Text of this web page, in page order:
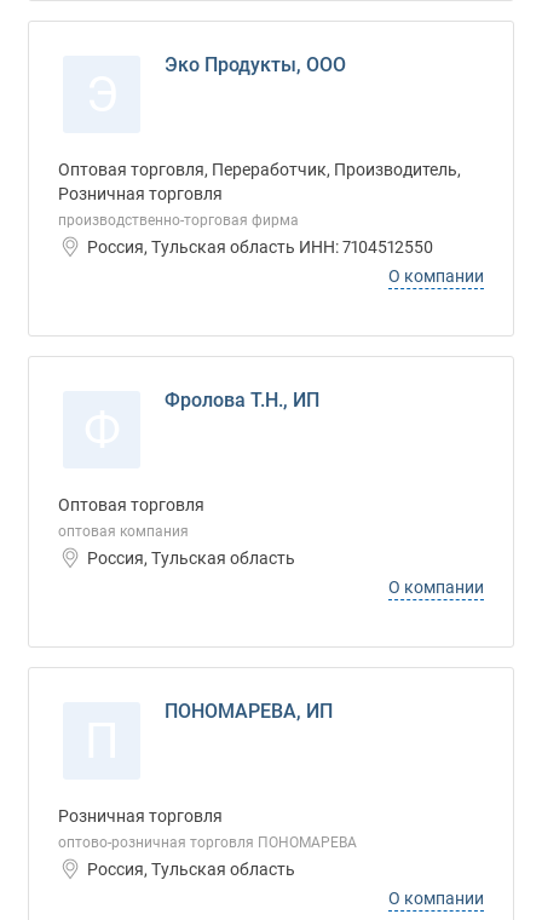
Эко Продукты, ООО
Оптовая торговля, Переработчик, Производитель,
Розничная торговля
производственно-торговая фирма
Россия, Тульская область ИНН: 7104512550
О компании
Фролова Т.Н., ИП
Оптовая торговля
оптовая компания
Россия, Тульская область
О компании
ПОНОМАРЕВА, ИП
Розничная торговля
оптово-розничная торговля ПОНОМАРЕВА
Россия, Тульская область
О компании